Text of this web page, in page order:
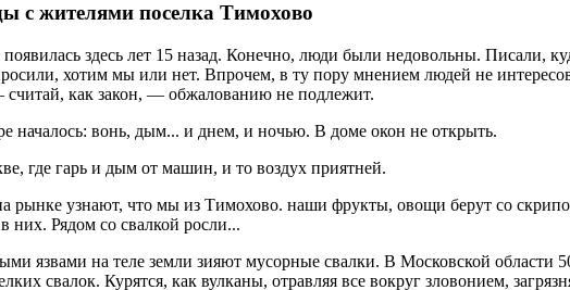
с жителями поселка Тимохово
здесь лет 15 назад. Конечно, люди были недовольны. Писали,
хотим мы или нет. Впрочем, в ту пору мнением людей не
как закон, — обжалованию не подлежит.
началось: вонь, дым... и днем, и ночью. В доме окон не открыть.
где гарь и дым от машин, и то воздух приятней.
рынке узнают, что мы из Тимохово. наши фрукты, овощи берут со
в них. Рядом со свалкой росли...
язвами на теле земли зияют мусорные свалки. В Московской области
свалок. Курятся, как вулканы, отравляя все вокруг зловонием,